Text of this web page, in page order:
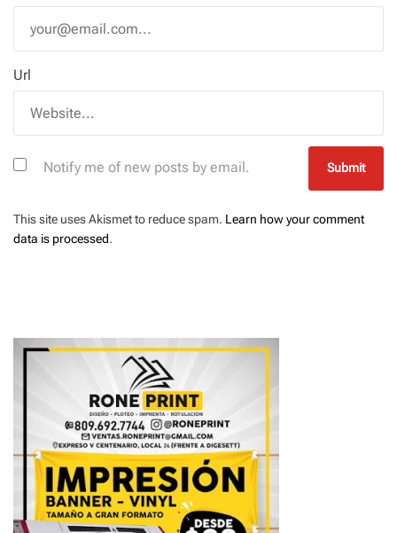
Url
Notify me of new posts by email.
This site uses Akismet to reduce spam. Learn how your comment
data is processed.